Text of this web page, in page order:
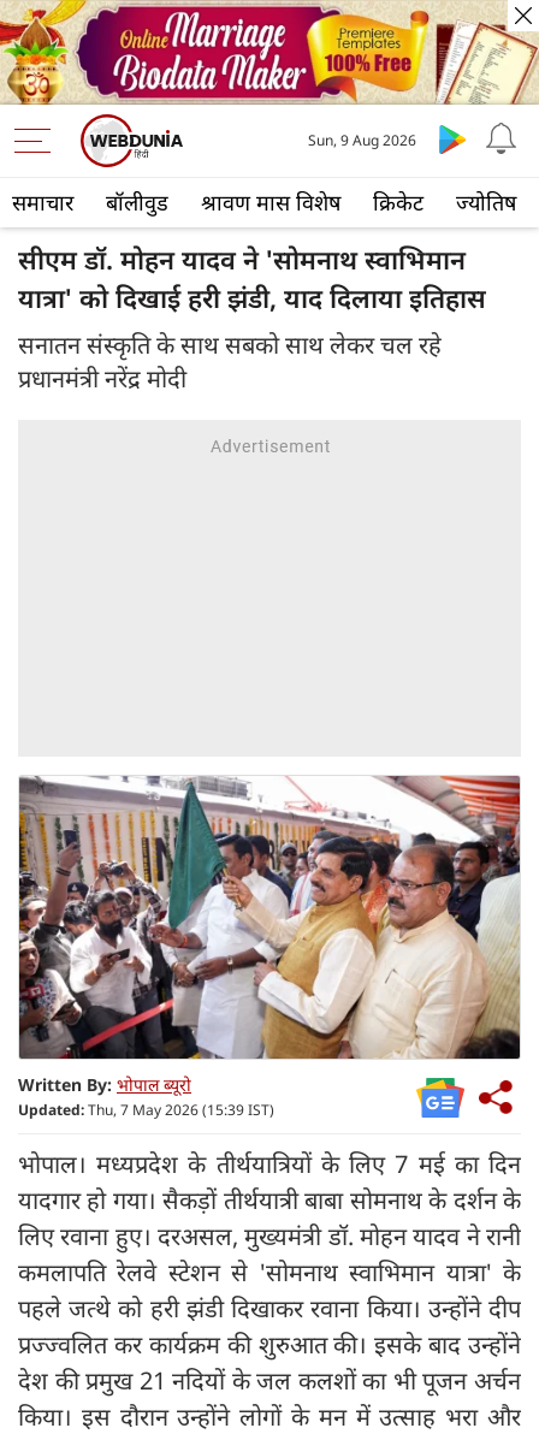
समाचार बॉलीवुड श्रावण मास विशेष क्रिकेट ज्योतिष
Sun, 9 Aug 2026
सीएम डॉ. मोहन यादव ने 'सोमनाथ स्वाभिमान
यात्रा' को दिखाई हरी झंडी, याद दिलाया इतिहास
सनातन संस्कृति के साथ सबको साथ लेकर चल रहे
प्रधानमंत्री नरेंद्र मोदी
Written By: भोपाल ब्यूरो
Updated:Thu, 7 May 2026 (15:39 IST)
भोपाल। मध्यप्रदेश के तीर्थयात्रियों के लिए 7 मई का दिन
यादगार हो गया। सैकड़ों तीर्थयात्री बाबा सोमनाथ के दर्शन के
लिए रवाना हुए। दरअसल, मुख्यमंत्री डॉ. मोहन यादव ने रानी
कमलापति रेलवे स्टेशन से 'सोमनाथ स्वाभिमान यात्रा' के
पहले जत्थे को हरी झंडी दिखाकर रवाना किया। उन्होंने दीप
प्रज्ज्वलित कर कार्यक्रम की शुरुआत की। इसके बाद उन्होंने
देश की प्रमुख 21 नदियों के जल कलशों का भी पूजन अर्चन
किया। इस दौरान उन्होंने लोगों के मन में उत्साह भरा और